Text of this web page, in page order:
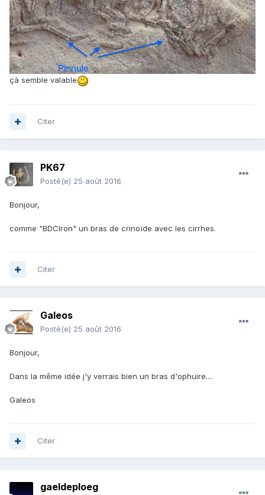
çà semble valable
Citer
PK67
Posté(e) 25 août 2016
Bonjour,
comme "BDCIron" un bras de crinoïde avec les cirrhes.
Citer
Galeos
Posté(e) 25 août 2016
Bonjour,
Dans la même idée j'y verrais bien un bras d'ophuire....
Galeos
Citer
gaeldeploeg